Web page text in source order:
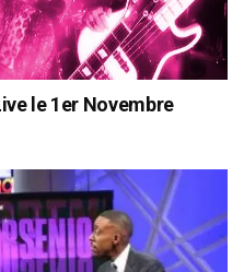
le 1er Novembre